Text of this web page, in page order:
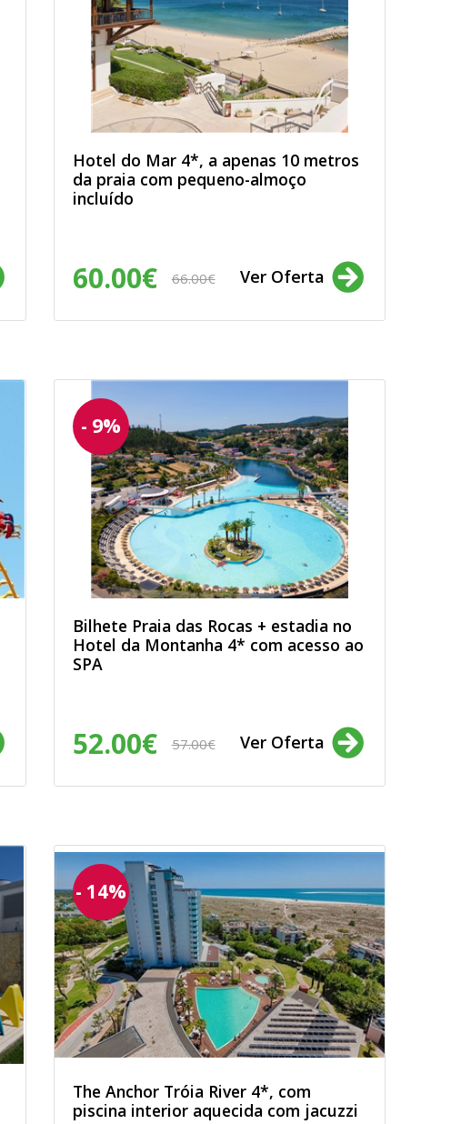
Hotel do Mar 4*, a apenas 10 metros
da praia com pequeno-almoço
incluído
60.00€ 66.00€ Ver Oferta
- 9%
Bilhete Praia das Rocas + estadia no
Hotel da Montanha 4* com acesso ao
SPA
52.00€ 57.00€ Ver Oferta
- 14%
The Anchor Tróia River 4*, com
piscina interior aquecida com jacuzzi